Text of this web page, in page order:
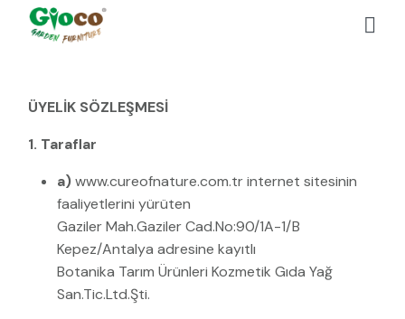
ÜYELİK SÖZLEŞMESİ
1. Taraflar
a)www.cureofnature.com.tr internet sitesinin
faaliyetlerini yürüten
Gaziler Mah.Gaziler Cad.No:90/1A-1/B
Kepez/Antalya adresine kayıtlı
Botanika Tarım Ürünleri Kozmetik Gıda Yağ
San.Tic.Ltd.Şti.